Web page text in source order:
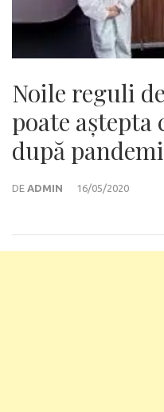
Noile reguli
poate
după
DE ADMIN 16/05/2020